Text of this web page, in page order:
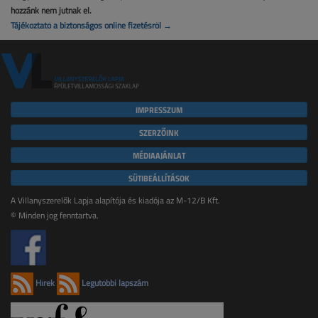
hozzánk nem jutnak el.
Tájékoztató a biztonságos online fizetésről →
IMPRESSZUM
SZERZŐINK
MÉDIAAJÁNLAT
SÜTIBEÁLLÍTÁSOK
A Villanyszerelők Lapja alapítója és kiadója az M-12/B Kft.
© Minden jog fenntartva.
Hírek Legutóbbi lapszám